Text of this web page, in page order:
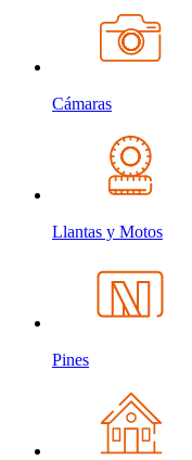
Cámaras
Llantas y Motos
Pines